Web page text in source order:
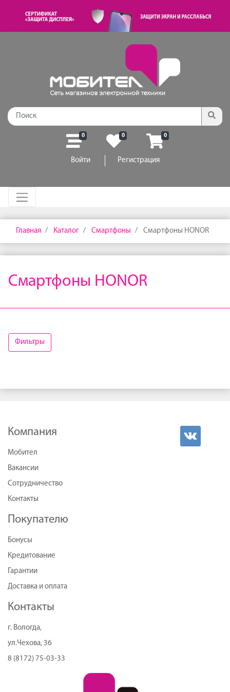
0 0 0
Войти Регистрация
Главная Каталог Смартфоны Смартфоны HONOR
Смартфоны HONOR
Фильтры
Компания
Мобител
Вакансии
Сотрудничество
Контакты
Покупателю
Бонусы
Кредитование
Гарантии
Доставка и оплата
Контакты
г. Вологда,
ул.Чехова, 36
8 (8172) 75-03-33